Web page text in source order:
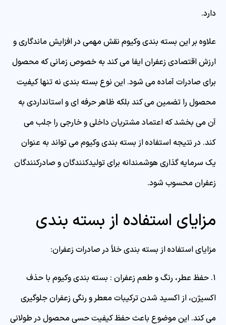
دارد.
علاوه بر این بسته بندی وکیوم نقش مهمی در افزایش ماندگاری و
ارزش اقتصادی زعفران ایفا می کند به خصوص زمانی که محصول
برای صادرات آماده می شود. این نوع بسته بندی نه تنها کیفیت
محصول را تضمین می کند بلکه ظاهر حرفه ای و استانداردی به
آن می بخشد که اعتماد مشتریان داخلی و خارجی را جلب می
کند. در نتیجه استفاده از بسته بندی وکیوم می تواند به عنوان
یک سرمایه گذاری هوشمندانه برای تولیدکنندگان و صادرکنندگان
زعفران محسوب شود.
مزایای استفاده از بسته‌ بندی
مزایای استفاده از بسته‌ بندی خلأ در صادرات زعفران:
۱. حفظ عطر، رنگ و طعم زعفران : بسته‌ بندی وکیوم با حذف
اکسیژن، از اکسید شدن ترکیبات معطر و رنگی زعفران جلوگیری
می‌ کند. این موضوع باعث حفظ کیفیت حسی محصول در طولانی‌